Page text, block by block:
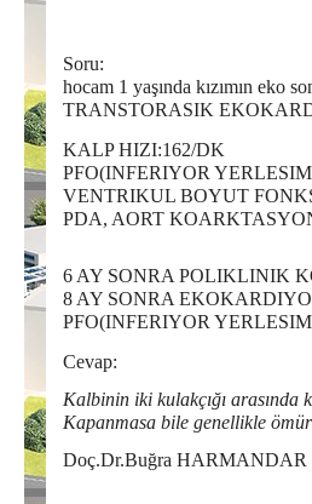
Soru:
hocam 1 yaşında kızımın eko
TRANSTORASIK
KALP HIZI:162/DK
PFO(INFERIYOR
VENTRIKUL BOYUT
PDA, AORT
6 AY SONRA POLIKLINIK
8 AY SONRA
PFO(INFERIYOR
Cevap:
Kalbinin iki kulakçığı
Kapanmasa bile genellikle
Doç.Dr.Buğra HARMANDAR